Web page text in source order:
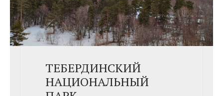
ТЕБЕРДИНСКИЙ
НАЦИОНАЛЬНЫЙ